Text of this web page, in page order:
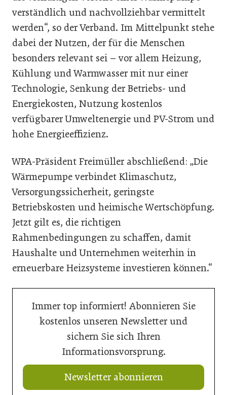
verständlich und nachvollziehbar vermittelt
werden“, so der Verband. Im Mittelpunkt stehe
dabei der Nutzen, der für die Menschen
besonders relevant sei – vor allem Heizung,
Kühlung und Warmwasser mit nur einer
Technologie, Senkung der Betriebs- und
Energiekosten, Nutzung kostenlos
verfügbarer Umweltenergie und PV-Strom und
hohe Energieeffizienz.
WPA-Präsident Freimüller abschließend: „Die
Wärmepumpe verbindet Klimaschutz,
Versorgungssicherheit, geringste
Betriebskosten und heimische Wertschöpfung.
Jetzt gilt es, die richtigen
Rahmenbedingungen zu schaffen, damit
Haushalte und Unternehmen weiterhin in
erneuerbare Heizsysteme investieren können.“
Immer top informiert! Abonnieren Sie
kostenlos unseren Newsletter und
sichern Sie sich Ihren
Informationsvorsprung.
Newsletter abonnieren